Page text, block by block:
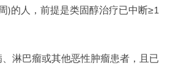
)的人，前提是类固醇治疗已中断≥1
淋巴瘤或其他恶性肿瘤患者，且已